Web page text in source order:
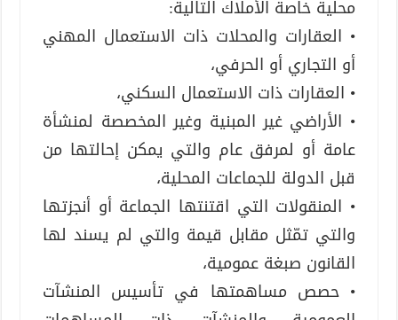
محلية خاصة الأملاك التالية:
• العقارات والمحلات ذات الاستعمال المهني
أو التجاري أو الحرفي،
• العقارات ذات الاستعمال السكني،
• الأراضي غير المبنية وغير المخصصة لمنشأة
عامة أو لمرفق عام والتي يمكن إحالتها من
قبل الدولة للجماعات المحلية،
• المنقولات التي اقتنتها الجماعة أو أنجزتها
والتي تمّثل مقابل قيمة والتي لم يسند لها
القانون صبغة عمومية،
• حصص مساهمتها في تأسيس المنشآت